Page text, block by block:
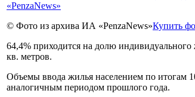
© Фото из архива ИА «PenzaNews»Купить
64,4% приходится на долю
кв. метров.
Объемы ввода жилья населением по итогам
аналогичным периодом прошлого года.